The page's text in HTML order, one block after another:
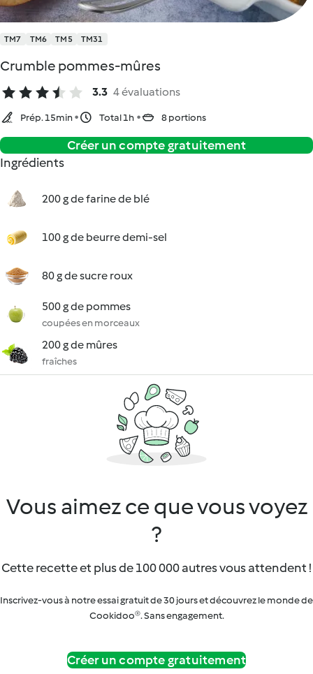
TM7 TM6 TM5 TM31
Crumble pommes-mûres
3.3 4 évaluations
Prép. 15min Total 1h 8 portions
Créer un compte gratuitement
Ingrédients
200 g de farine de blé
100 g de beurre demi-sel
80 g de sucre roux
500 g de pommes
coupées en morceaux
200 g de mûres
fraîches
Vous aimez ce que vous voyez
?
Cette recette et plus de 100 000 autres vous attendent !
Inscrivez-vous à notre essai gratuit de 30 jours et découvrez le monde de
Cookidoo®. Sans engagement.
Créer un compte gratuitement